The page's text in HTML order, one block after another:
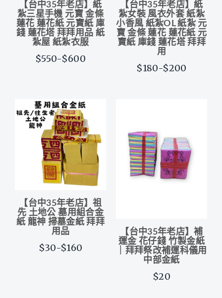
【台中35年老店】紙
紮三星手機 元寶 金條
蓮花 蓮花紙 元寶紙 庫
錢 蓮花塔 拜拜用品 紙
紮屋 紙紮衣服
$550-$600
【台中35年老店】紙
紮女裝 風衣外套 紙紮
小香風 紙紮OL 紙紮 元
寶 金條 蓮花 蓮花紙 元
寶紙 庫錢 蓮花塔 拜拜
用
$180-$200
【台中35年老店】祖
先 土地公 墓用組合金
紙 龍神 掃墓金紙 拜拜
用品
$30-$160
【台中35年老店】補
運金 花仔錢 竹製金紙
｜拜拜祭改補運科儀用
中部金紙
$20